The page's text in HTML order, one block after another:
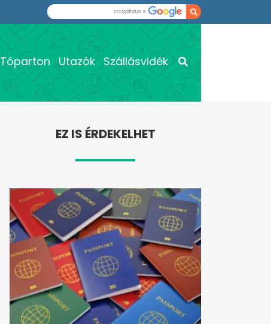
Tóparton Utazók Szállásvidék
EZ IS ÉRDEKELHET